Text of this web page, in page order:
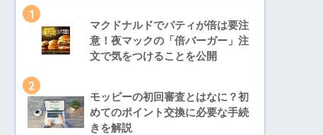
1
マクドナルドでパティが倍は要注
意！夜マックの「倍バーガー」注
文で気をつけることを公開
2
モッピーの初回審査とはなに？初
めてのポイント交換に必要な手続
きを解説